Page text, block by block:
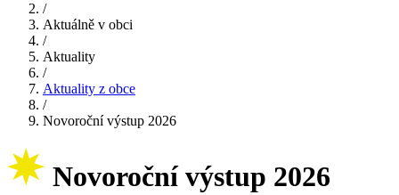
/
Aktuálně v obci
/
Aktuality
/
Aktuality z obce
/
Novoroční výstup 2026
Novoroční výstup 2026